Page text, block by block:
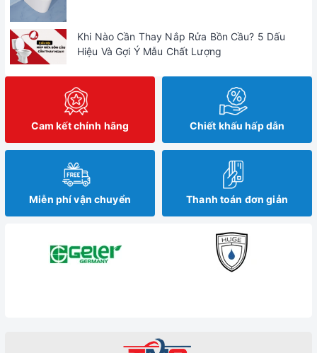
Khi Nào Cần Thay Nắp Rửa Bồn Cầu? 5 Dấu
Hiệu Và Gợi Ý Mẫu Chất Lượng
Cam kết chính hãng Chiết khấu hấp dẫn
Miễn phí vận chuyển Thanh toán đơn giản